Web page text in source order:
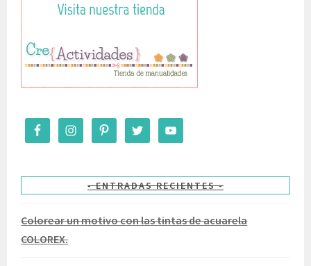
ENTRADAS RECIENTES
Colorear un motivo con las tintas de acuarela
COLOREX.